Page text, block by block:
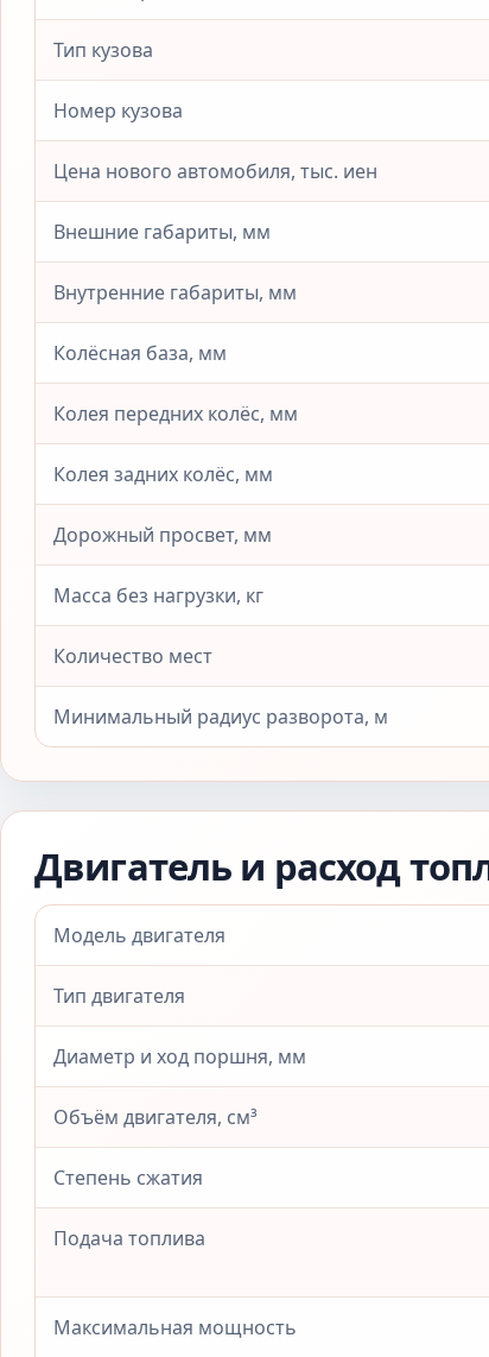
Тип кузова
Номер кузова
Цена нового автомобиля, тыс. иен
Внешние габариты, мм
Внутренние габариты, мм
Колёсная база, мм
Колея передних колёс, мм
Колея задних колёс, мм
Дорожный просвет, мм
Масса без нагрузки, кг
Количество мест
Минимальный радиус разворота, м
Двигатель и расход
Модель двигателя
Тип двигателя
Диаметр и ход поршня, мм
Объём двигателя, см³
Степень сжатия
Подача топлива
Максимальная мощность